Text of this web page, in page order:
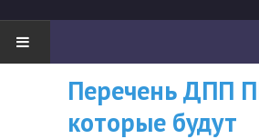
НОВОСТИ
"Боевая" русистика
Перечень ДПП
которые будут